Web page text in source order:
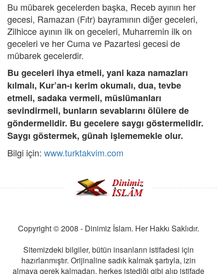
Bu mübarek gecelerden başka, Receb ayının her
gecesi, Ramazan (Fıtr) bayramının diğer geceleri,
Zilhicce ayının ilk on geceleri, Muharremin ilk on
geceleri ve her Cuma ve Pazartesi gecesi de
mübarek gecelerdir.
Bu geceleri ihya etmeli, yani kaza namazları
kılmalı, Kur’an-ı kerim okumalı, dua, tevbe
etmeli, sadaka vermeli, müslümanları
sevindirmeli, bunların sevablarını ölülere de
göndermelidir. Bu gecelere saygı göstermelidir.
Saygı göstermek, günah işlememekle olur.
Bilgi için: www.turktakvim.com
Copyright © 2008 - Dinimiz İslam. Her Hakkı Saklıdır.
Sitemizdeki bilgiler, bütün insanların istifadesi için
hazırlanmıştır. Orijinaline sadık kalmak şartıyla, izin
almaya gerek kalmadan, herkes istediği gibi alıp istifade